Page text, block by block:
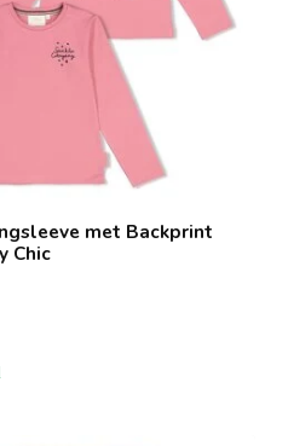
met Backprint
Chic